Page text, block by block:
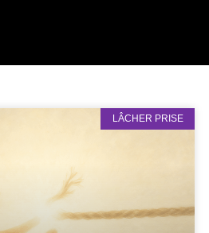
LÂCHER PRISE